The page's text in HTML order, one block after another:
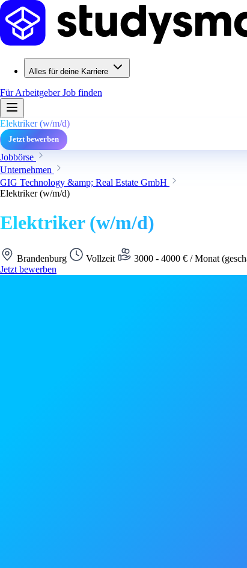
Alles für deine Karriere
Für ArbeitgeberJob finden
Elektriker (w/m/d)
Jetzt bewerben
Jobbörse
Unternehmen
GIG Technology &amp; Real Estate GmbH
Elektriker (w/m/d)
Elektriker (w/m/d)
Brandenburg Vollzeit 3000 - 4000 € / Monat
Jetzt bewerben